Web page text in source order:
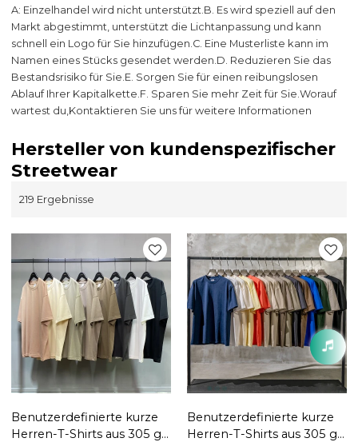
A: Einzelhandel wird nicht unterstützt. B. Es wird speziell auf den
Markt abgestimmt, unterstützt die Lichtanpassung und kann
schnell ein Logo für Sie hinzufügen. C. Eine Musterliste kann im
Namen eines Stücks gesendet werden. D. Reduzieren Sie das
Bestandsrisiko für Sie. E. Sorgen Sie für einen reibungslosen
Ablauf Ihrer Kapitalkette. F. Sparen Sie mehr Zeit für Sie.Worauf
wartest du, Kontaktieren Sie uns für weitere Informationen
Hersteller von kundenspezifischer
Streetwear
219 Ergebnisse
Benutzerdefinierte kurze
Herren-T-Shirts aus 305 g
Benutzerdefinierte kurze
Herren-T-Shirts aus 305 g